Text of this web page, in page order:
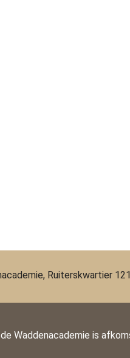
Ruiterskwartier
Waddenacademie is